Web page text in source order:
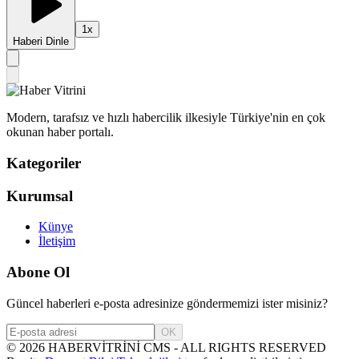
Haberi Dinle
1x
Modern, tarafsız ve hızlı habercilik ilkesiyle Türkiye'nin en çok
okunan haber portalı.
Kategoriler
Kurumsal
Künye
İletişim
Abone Ol
Güncel haberleri e-posta adresinize göndermemizi ister misiniz?
OK
© 2026 HABERVİTRİNİ CMS - ALL RIGHTS RESERVED